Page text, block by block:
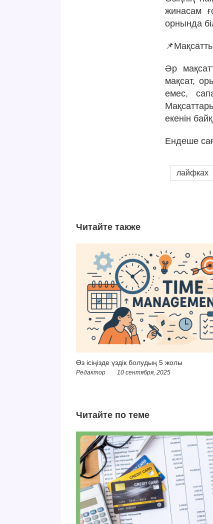
жинасам
орнында
Әр
мақсат,
емес,
екенін
Ендеше
лайфках
Читайте также
Өз ісіңізде үздік болудың 5 жолы
Редактор 10 сентября, 2025
Читайте по теме